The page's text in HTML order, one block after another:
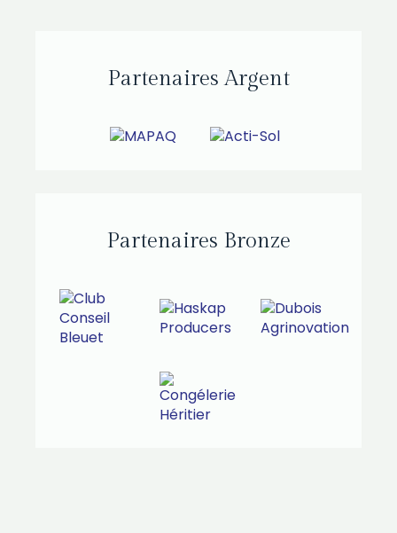
Partenaires Argent
Partenaires Bronze